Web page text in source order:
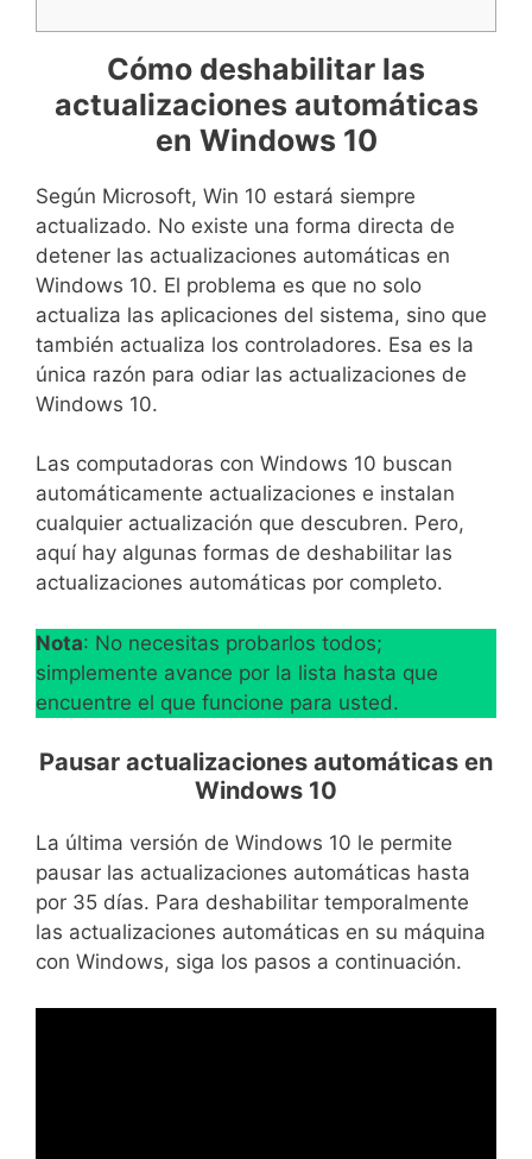
Cómo deshabilitar las
actualizaciones automáticas
en Windows 10
Según Microsoft, Win 10 estará siempre
actualizado. No existe una forma directa de
detener las actualizaciones automáticas en
Windows 10. El problema es que no solo
actualiza las aplicaciones del sistema, sino que
también actualiza los controladores. Esa es la
única razón para odiar las actualizaciones de
Windows 10.
Las computadoras con Windows 10 buscan
automáticamente actualizaciones e instalan
cualquier actualización que descubren. Pero,
aquí hay algunas formas de deshabilitar las
actualizaciones automáticas por completo.
Nota: No necesitas probarlos todos;
simplemente avance por la lista hasta que
encuentre el que funcione para usted.
Pausar actualizaciones automáticas en
Windows 10
La última versión de Windows 10 le permite
pausar las actualizaciones automáticas hasta
por 35 días. Para deshabilitar temporalmente
las actualizaciones automáticas en su máquina
con Windows, siga los pasos a continuación.